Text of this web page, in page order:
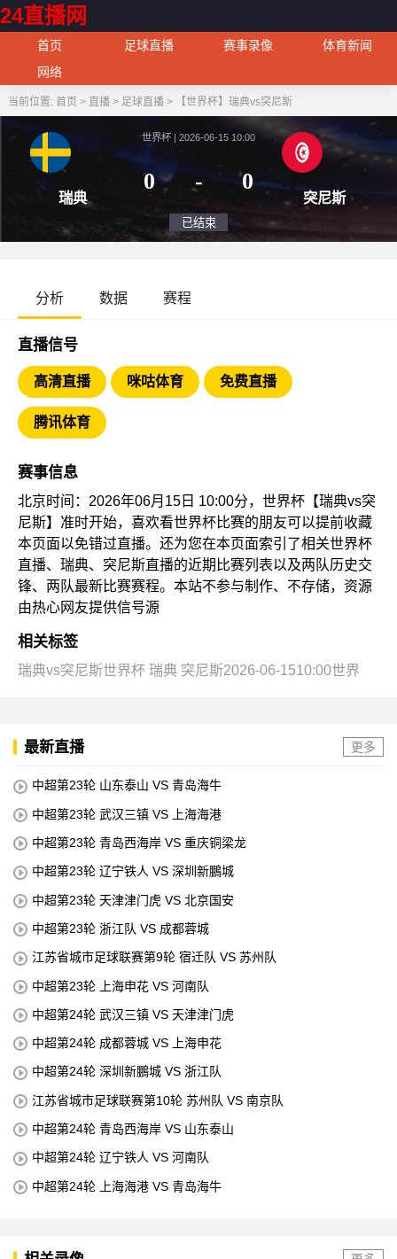
24直播网
首页 足球直播 赛事录像
体育新闻
网络
当前位置: 首页 > 直播> 足球直播> 【世界杯】瑞典vs突尼斯
瑞典
世界杯 | 2026-06-15 10:00
0
突
分析 数据 赛程
直播信号
高清直播 咪咕体育 免费直播
腾讯体育
赛事信息
北京时间：2026年06月15日 10:00分，世界杯【瑞典vs突
尼斯】准时开始，喜欢看世界杯比赛的朋友可以提前收藏
本页面以免错过直播。还为您在本页面索引了相关世界杯
直播、瑞典、突尼斯直播的近期比赛列表以及两队历史交
锋、两队最新比赛赛程。本站不参与制作、不存储，资源
由热心网友提供信号源
相关标签
瑞典vs突尼斯世界杯 瑞典 突尼斯2026-06-1510:00世界
最新直播 更多
中超第23轮 山东泰山 VS 青岛海牛
中超第23轮 武汉三镇 VS 上海海港
中超第23轮 青岛西海岸 VS 重庆铜梁龙
中超第23轮 辽宁铁人 VS 深圳新鵬城
中超第23轮 天津津门虎 VS 北京国安
中超第23轮 浙江队 VS 成都蓉城
江苏省城市足球联赛第9轮 宿迁队 VS 苏州队
中超第23轮 上海申花 VS 河南队
中超第24轮 武汉三镇 VS 天津津门虎
中超第24轮 成都蓉城 VS 上海申花
中超第24轮 深圳新鵬城 VS 浙江队
江苏省城市足球联赛第10轮 苏州队 VS 南京队
中超第24轮 青岛西海岸 VS 山东泰山
中超第24轮 辽宁铁人 VS 河南队
中超第24轮 上海海港 VS 青岛海牛